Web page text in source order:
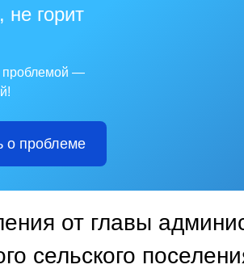
не горит
проблемой —
о проблеме
от главы
сельского